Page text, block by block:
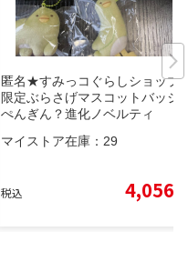
匿名★すみっコぐらしショップ
限定ぶらさげマスコットバッジ
ぺんぎん？進化ノベルティ
マイストア在庫： 29
税込 4,056